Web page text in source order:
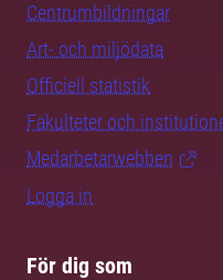
Centrumbildningar
Art- och miljödata
Officiell statistik
Fakulteter och
Medarbetarwebben
Logga in
För dig som